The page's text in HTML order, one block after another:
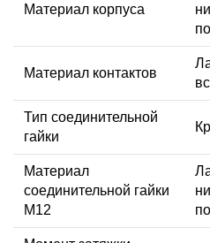
Материал корпуса
Материал контактов
Тип соединительной
гайки
Материал
соединительной гайки
M12